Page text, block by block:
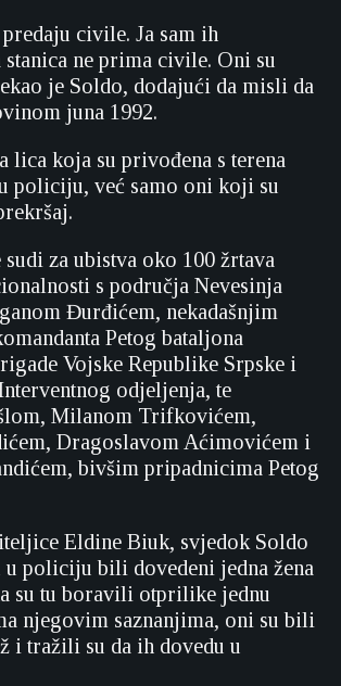
civile. Ja sam ih
ne prima civile. Oni su
je Soldo, dodajući da misli da
juna 1992.
lica koja su privođena s terena
policiju, već samo oni koji su
za ubistva oko 100 žrtava
s područja Nevesinja
Đurđićem, nekadašnjim
Petog bataljona
Vojske Republike Srpske i
odjeljenja, te
Milanom Trifkovićem,
Dragoslavom Aćimovićem i
bivšim pripadnicima Petog
Eldine Biuk, svjedok Soldo
u policiju bili dovedeni jedna žena
su tu boravili otprilike jednu
njegovim saznanjima, oni su bili
i tražili su da ih dovedu u